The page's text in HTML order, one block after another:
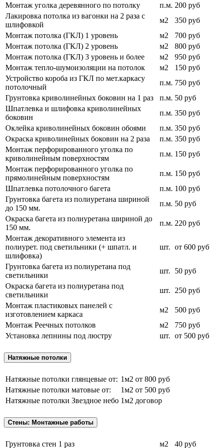
Монтаж уголка деревянного по потолку
п.м. 200 руб
Лакировка потолка из вагонки на 2 раза с
шлифовкой
м2
350 руб
Монтаж потолка (ГКЛ) 1 уровень
м2
700 руб
Монтаж потолка (ГКЛ) 2 уровень
м2
800 руб
Монтаж потолка (ГКЛ) 3 уровень и более
м2
950 руб
Монтаж тепло-шумоизоляции на потолок
м2
150 руб
Устройство короба из ГКЛ по мет.каркасу
потолочный
п.м. 750 руб
Грунтовка криволинейных боковин на 1 раз
п.м. 50 руб
Шпатлевка и шлифовка криволинейных
боковин
п.м. 350 руб
Оклейка криволинейных боковин обоями
п.м. 350 руб
Окраска криволинейных боковин на 2 раза
п.м. 350 руб
Монтаж перфорированного уголка по
криволинейным поверхностям
п.м. 150 руб
Монтаж перфорированного уголка по
прямолинейным поверхностям
п.м. 150 руб
Шпатлевка потолочного багета
п.м. 100 руб
Грунтовка багета из полиуретана шириной
до 150 мм.
п.м. 50 руб
Окраска багета из полиуретана шириной до
150 мм.
п.м. 220 руб
Монтаж декоративного элемента из
полиурет. под светильники (+ шпатл. и
шлифовка)
шт. от 600 руб
Грунтовка багета из полиуретана под
светильники
шт.
50 руб
Окраска багета из полиуретана под
светильники
шт.
250 руб
Монтаж пластиковых панелей с
изготовлением каркаса
м2
500 руб
Монтаж Реечных потолков
м2
750 руб
Установка лепнины под люстру
шт. от 500 руб
Натяжные потолки
Натяжные потолки глянцевые от: 1м2 от 800 руб
Натяжные потолки матовые от:
1м2 от 500 руб
Натяжные потолки Звездное небо 1м2 договор
Стены: Монтажные работы
Грунтовка стен 1 раз м2 40 руб